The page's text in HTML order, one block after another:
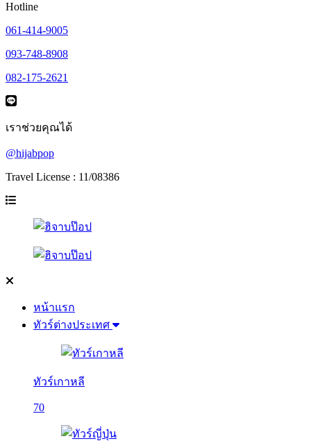
Hotline
061-414-9005
093-748-8908
082-175-2621
เราช่วยคุณได้
@hijabpop
Travel License : 11/08386
หน้าแรก
ทัวร์ต่างประเทศ
ทัวร์เกาหลี
70